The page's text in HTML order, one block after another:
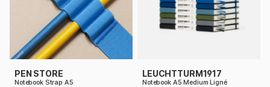
PEN STORE
Notebook Strap A5
LEUCHTTURM1917
Notebook A5 Medium Ligné